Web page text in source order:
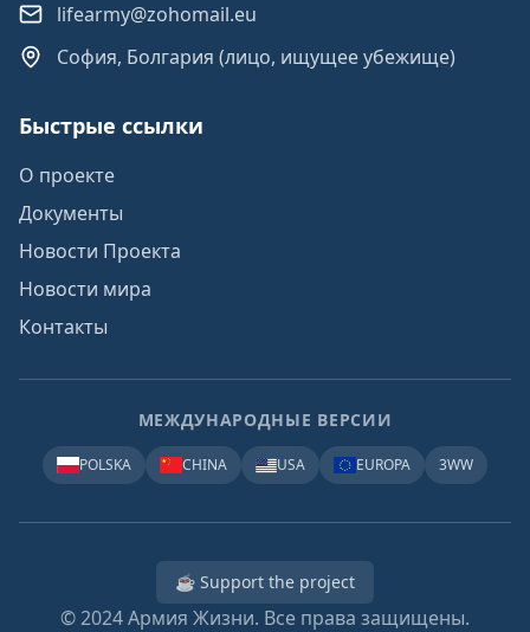
lifearmy@zohomail.eu
София, Болгария (лицо, ищущее убежище)
Быстрые ссылки
О проекте
Документы
Новости Проекта
Новости мира
Контакты
МЕЖДУНАРОДНЫЕ ВЕРСИИ
POLSKA CHINA USA EUROPA 3WW
☕ Support the project
© 2024Армия Жизни. Все права защищены.